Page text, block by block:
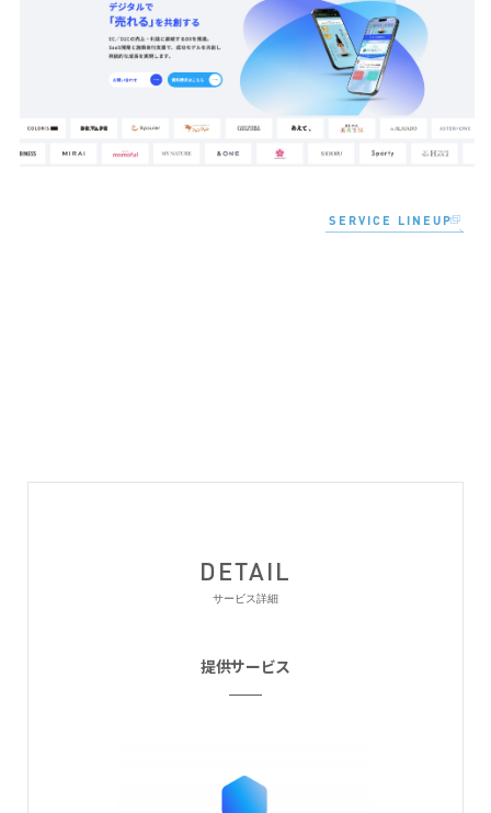
SERVICE LINEUP
DETAIL
サービス詳細
提供サービス